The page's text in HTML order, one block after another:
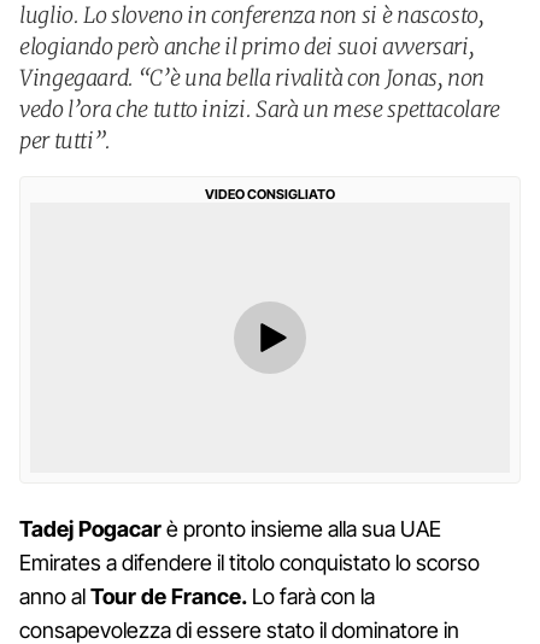
luglio. Lo sloveno in conferenza non si è nascosto,
elogiando però anche il primo dei suoi avversari,
Vingegaard. “C’è una bella rivalità con Jonas, non
vedo l’ora che tutto inizi. Sarà un mese spettacolare
per tutti”.
VIDEO CONSIGLIATO
Tadej Pogacarè pronto insieme alla sua UAE
Emirates a difendere il titolo conquistato lo scorso
anno alTour de France. Lo farà con la
consapevolezza di essere stato il dominatore in